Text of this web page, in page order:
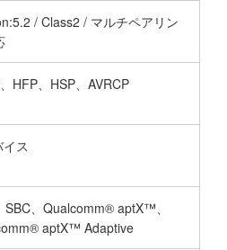
/ Class2 / マルチペアリン
HFP、HSP、AVRCP
ス
SBC、Qualcomm® aptX™、
aptX™ Adaptive